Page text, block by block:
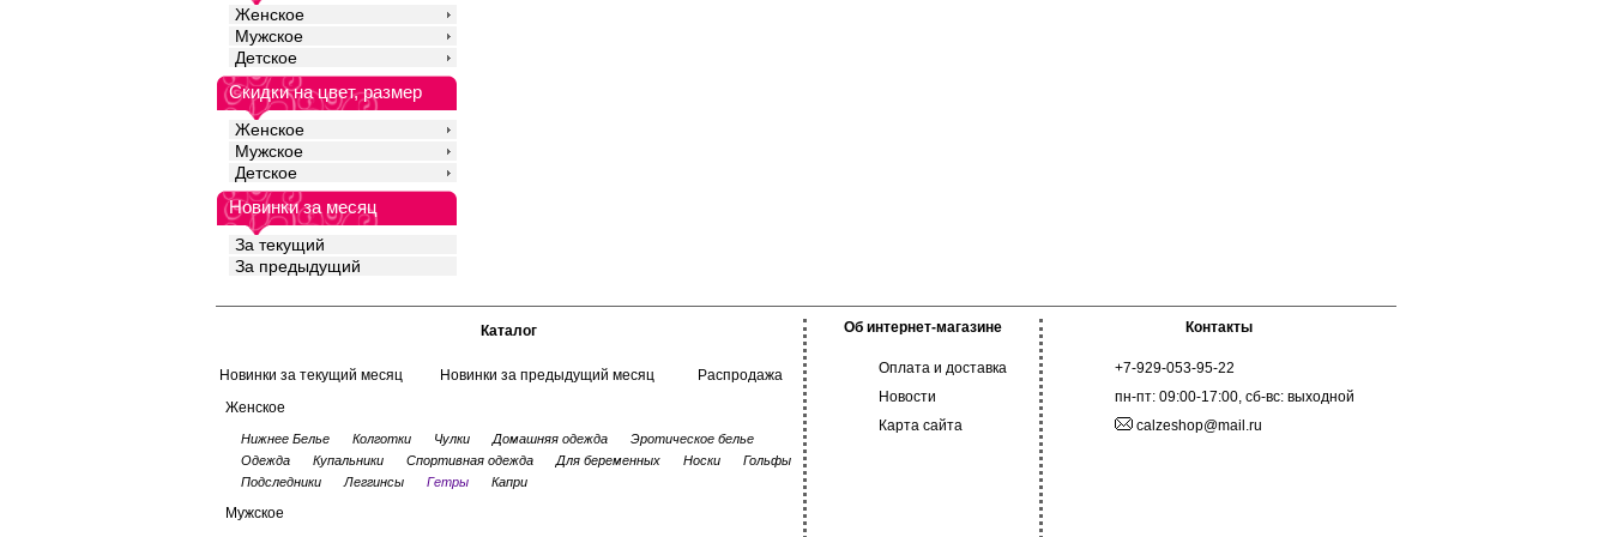
Женское
Мужское
Детское
Скидки на цвет, размер
Женское
Мужское
Детское
Новинки за месяц
За текущий
За предыдущий
Каталог
Новинки за текущий месяц Новинки за предыдущий месяц
Распродажа
Женское
Нижнее Белье Колготки Чулки Домашняя одежда
Эротическое белье
Одежда
Купальники Спортивная одежда Для беременных Носки
Гольфы
Подследники
Леггинсы Гетры Капри
Мужское
Об интернет-магазине
Оплата и доставка
Новости
Карта сайта
Контакты
+7-929-053-95-22
пн-пт: 09:00-17:00, сб-вс: выходной
calzeshop@mail.ru